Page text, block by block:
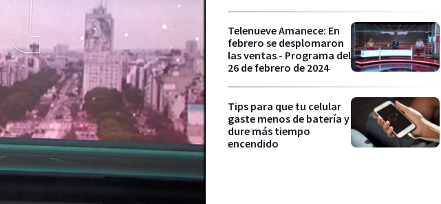
Telenueve Amanece: En
febrero se desplomaron
las ventas - Programa del
26 de febrero de 2024
Tips para que tu celular
gaste menos de batería y
dure más tiempo
encendido